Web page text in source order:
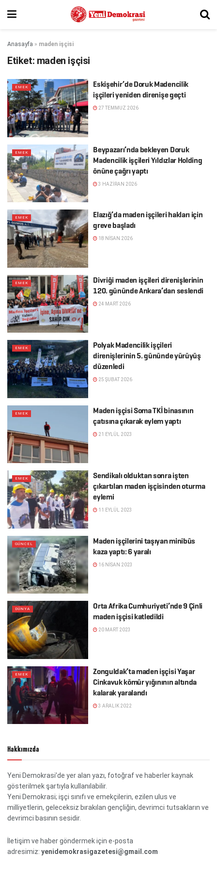
Anasayfa » maden işçisi
Etiket: maden işçisi
EMEK
Eskişehir’de Doruk Madencilik
işçileri yeniden direnişe geçti
27 TEMMUZ 2026
EMEK
Beypazarı’nda bekleyen Doruk
Madencilik işçileri Yıldızlar Holding
önüne çağrı yaptı
3 HAZIRAN 2026
EMEK
Elazığ’da maden işçileri hakları için
greve başladı
18 NISAN 2026
EMEK
Divriği maden işçileri direnişlerinin
120. gününde Ankara’dan seslendi
24 MART 2026
EMEK
Polyak Madencilik işçileri
direnişlerinin 5. gününde yürüyüş
düzenledi
25 ŞUBAT 2026
EMEK
Maden işçisi Soma TKİ binasının
çatısına çıkarak eylem yaptı
21 EYLÜL 2023
EMEK
Sendikalı olduktan sonra işten
çıkartılan maden işçisinden oturma
eylemi
11 EYLÜL 2023
GÜNCEL
Maden işçilerini taşıyan minibüs
kaza yaptı: 6 yaralı
16 NISAN 2023
DÜNYA
Orta Afrika Cumhuriyeti’nde 9 Çinli
maden işçisi katledildi
20 MART 2023
EMEK
Zonguldak’ta maden işçisi Yaşar
Cinkavuk kömür yığınının altında
kalarak yaralandı
3 ARALIK 2022
Hakkımızda
Yeni Demokrasi’de yer alan yazı, fotoğraf ve haberler kaynak
gösterilmek şartıyla kullanılabilir.
Yeni Demokrasi; işçi sınıfı ve emekçilerin, ezilen ulus ve
milliyetlerin, geleceksiz bırakılan gençliğin, devrimci tutsakların ve
devrimci basının sesidir.
İletişim ve haber göndermek için e-posta
adresimiz: yenidemokrasigazetesi@gmail.com